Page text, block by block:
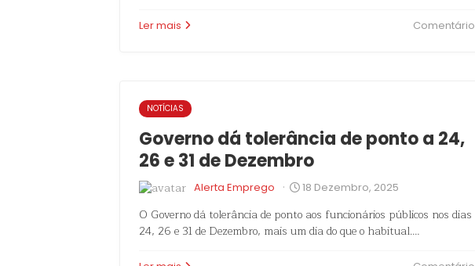
Ler mais Comentário
NOTÍCIAS
Governo dá tolerância de ponto a 24,
26 e 31 de Dezembro
Alerta Emprego · 18 Dezembro, 2025
O Governo dá tolerância de ponto aos funcionários públicos nos dias
24, 26 e 31 de Dezembro, mais um dia do que o habitual.…